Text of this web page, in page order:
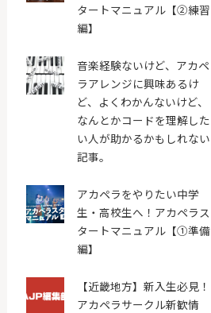
タートマニュアル【②練習
編】
音楽経験ないけど、アカペ
ラアレンジに興味あるけ
ど、よくわかんないけど、
なんとかコードを理解した
い人が助かるかもしれない
記事。
アカペラをやりたい中学
生・高校生へ！アカペラス
タートマニュアル【①準備
編】
【近畿地方】新入生必見！
アカペラサークル新歓情